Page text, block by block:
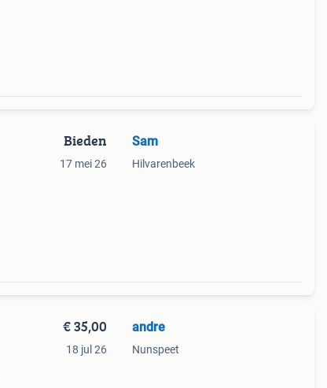
Bieden
17 mei 26
Sam
Hilvarenbeek
€ 35,00
18 jul 26
andre
Nunspeet